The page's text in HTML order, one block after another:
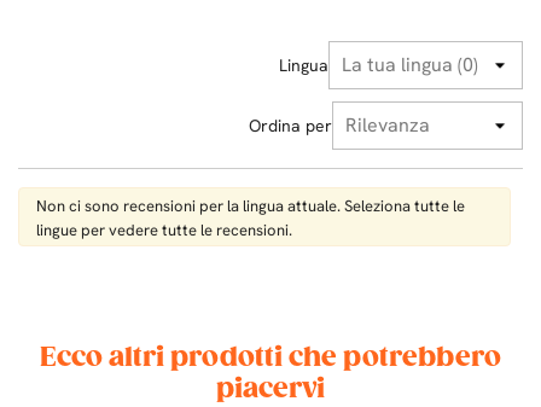
Lingua
Ordina per
Non ci sono recensioni per la lingua attuale. Seleziona tutte le
lingue per vedere tutte le recensioni.
Ecco altri prodotti che potrebbero
piacervi